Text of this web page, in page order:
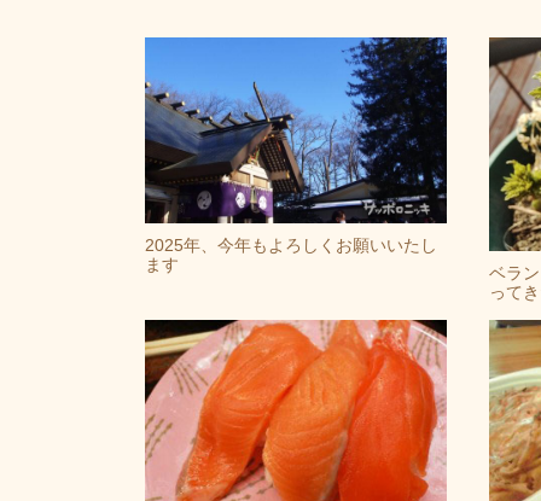
2025年、今年もよろしくお願いいたし
ます
ベラ
って